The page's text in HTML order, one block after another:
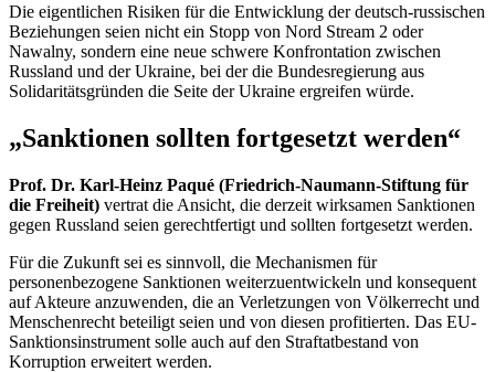
Die eigentlichen Risiken für die Entwicklung der deutsch-russischen
Beziehungen seien nicht ein Stopp von Nord Stream 2 oder
Nawalny, sondern eine neue schwere Konfrontation zwischen
Russland und der Ukraine, bei der die Bundesregierung aus
Solidaritätsgründen die Seite der Ukraine ergreifen würde.
„Sanktionen sollten fortgesetzt werden“
Prof. Dr. Karl-Heinz Paqué (Friedrich-Naumann-Stiftung für
die Freiheit) vertrat die Ansicht, die derzeit wirksamen Sanktionen
gegen Russland seien gerechtfertigt und sollten fortgesetzt werden.
Für die Zukunft sei es sinnvoll, die Mechanismen für
personenbezogene Sanktionen weiterzuentwickeln und konsequent
auf Akteure anzuwenden, die an Verletzungen von Völkerrecht und
Menschenrecht beteiligt seien und von diesen profitierten. Das EU-
Sanktionsinstrument solle auch auf den Straftatbestand von
Korruption erweitert werden.